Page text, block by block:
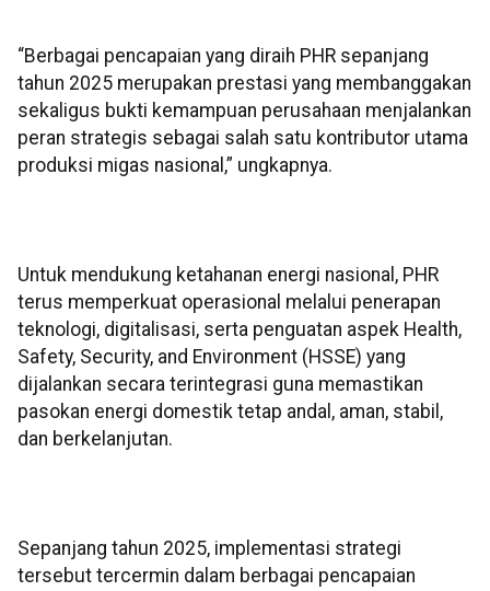
“Berbagai pencapaian yang diraih PHR sepanjang
tahun 2025 merupakan prestasi yang membanggakan
sekaligus bukti kemampuan perusahaan menjalankan
peran strategis sebagai salah satu kontributor utama
produksi migas nasional,” ungkapnya.
Untuk mendukung ketahanan energi nasional, PHR
terus memperkuat operasional melalui penerapan
teknologi, digitalisasi, serta penguatan aspek Health,
Safety, Security, and Environment (HSSE) yang
dijalankan secara terintegrasi guna memastikan
pasokan energi domestik tetap andal, aman, stabil,
dan berkelanjutan.
Sepanjang tahun 2025, implementasi strategi
tersebut tercermin dalam berbagai pencapaian